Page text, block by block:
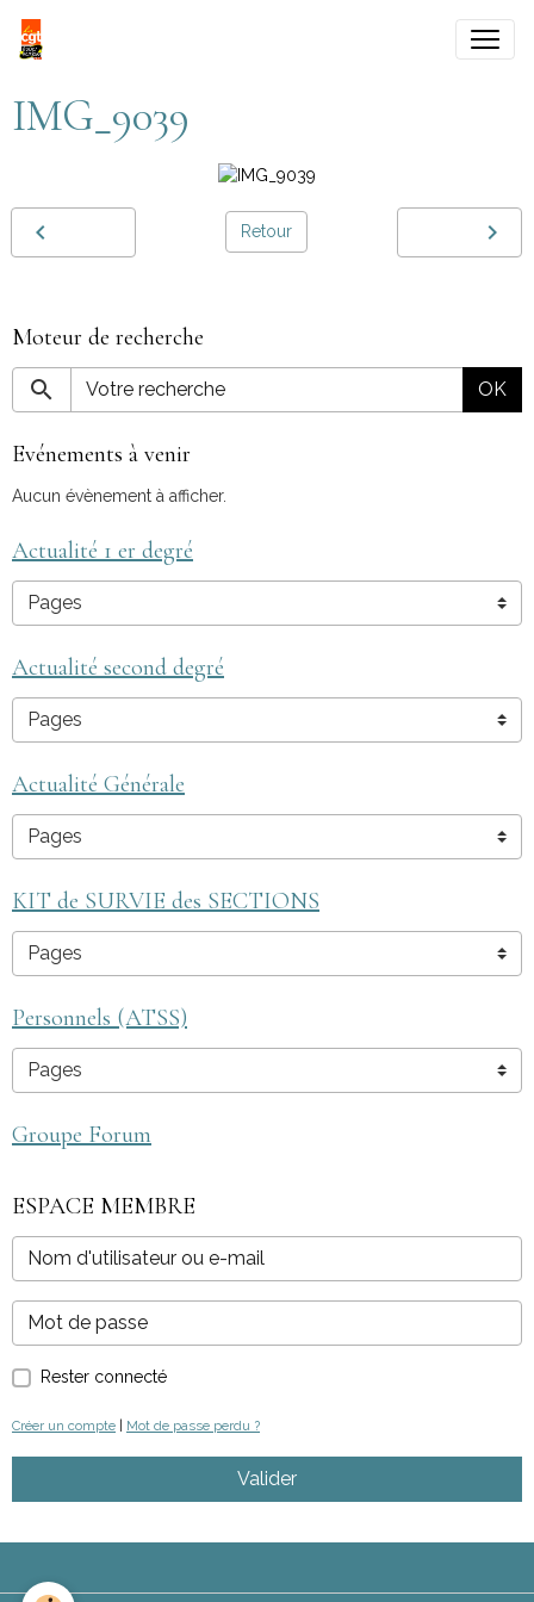
IMG_9039
Retour
Moteur de recherche
OK
Evénements à venir
Aucun évènement à afficher.
Actualité 1 er degré
Actualité second degré
Actualité Générale
KIT de SURVIE des SECTIONS
Personnels (ATSS)
Groupe Forum
ESPACE MEMBRE
Rester connecté
Créer un compte | Mot de passe perdu ?
Valider